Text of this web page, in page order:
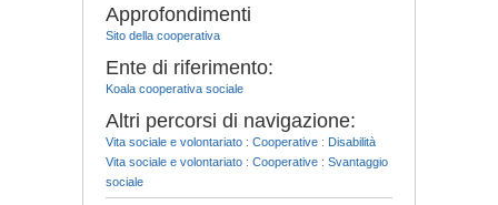
Approfondimenti
Sito della cooperativa
Ente di riferimento:
Koala cooperativa sociale
Altri percorsi di navigazione:
Vita sociale e volontariato : Cooperative : Disabilità
Vita sociale e volontariato : Cooperative : Svantaggio
sociale